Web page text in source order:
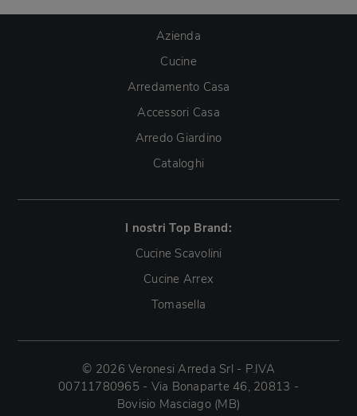
Azienda
Cucine
Arredamento Casa
Accessori Casa
Arredo Giardino
Cataloghi
I nostri Top Brand:
Cucine Scavolini
Cucine Arrex
Tomasella
© 2026 Veronesi Arreda Srl - P.IVA
00711780965 - Via Bonaparte 46, 20813 -
Bovisio Masciago (MB)